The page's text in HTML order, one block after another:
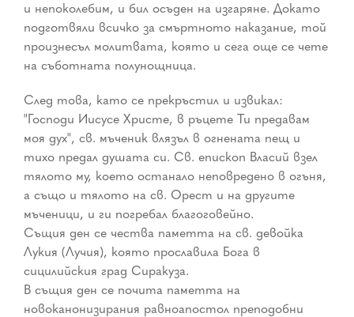
и непоколебим, и бил осъден на изгаряне. Докато
подготвяли всичко за смъртното наказание, той
произнесъл молитвата, която и сега още се чете
на съботната полунощница.
След това, като се прекръстил и извикал:
"Господи Иисусе Христе, в ръцете Ти предавам
моя дух", св. мъченик влязъл в огнената пещ и
тихо предал душата си. Св. епископ Власий взел
тялото му, което останало неповредено в огъня,
а също и тялото на св. Орест и на другите
мъченици, и ги погребал благоговейно.
Същия ден се чества паметта на св. девойка
Лукия (Лучия), която прославила Бога в
сицилийския град Сиракуза.
В същия ден се почита паметта на
новоканонизирания равноапостол преподобни